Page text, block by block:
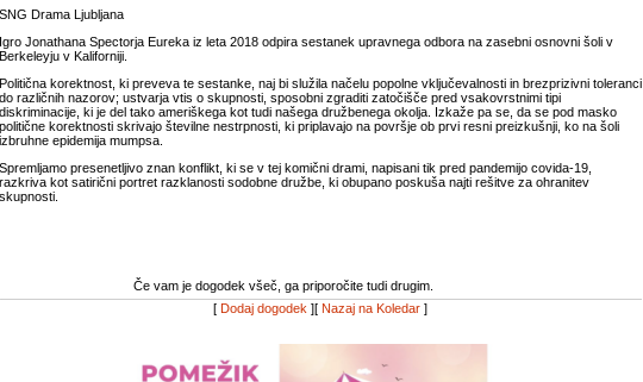
SNG Drama Ljubljana
Igro Jonathana Spectorja Eureka iz leta 2018 odpira sestanek upravnega odbora na zasebni osnovni šoli v
Berkeleyju v Kaliforniji.
Politična korektnost, ki preveva te sestanke, naj bi služila načelu popolne vključevalnosti in brezprizivni toleranci
do različnih nazorov; ustvarja vtis o skupnosti, sposobni zgraditi zatočišče pred vsakovrstnimi tipi
diskriminacije, ki je del tako ameriškega kot tudi našega družbenega okolja. Izkaže pa se, da se pod masko
politične korektnosti skrivajo številne nestrpnosti, ki priplavajo na površje ob prvi resni preizkušnji, ko na šoli
izbruhne epidemija mumpsa.
Spremljamo presenetljivo znan konflikt, ki se v tej komični drami, napisani tik pred pandemijo covida-19,
razkriva kot satirični portret razklanosti sodobne družbe, ki obupano poskuša najti rešitve za ohranitev
skupnosti.
Če vam je dogodek všeč, ga priporočite tudi drugim.
[ Dodaj dogodek ][ Nazaj na Koledar ]